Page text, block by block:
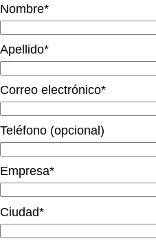
Nombre*
Apellido*
Correo electrónico*
Teléfono (opcional)
Empresa*
Ciudad*